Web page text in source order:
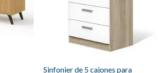
Sinfonier de 5 cajones para